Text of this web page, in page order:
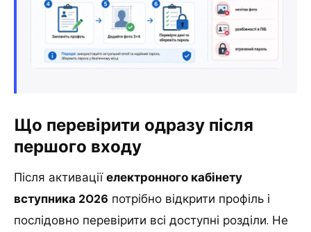
Що перевірити одразу після
першого входу
Після активаціїелектронного кабінету
вступника 2026 потрібно відкрити профіль і
послідовно перевірити всі доступні розділи. Не